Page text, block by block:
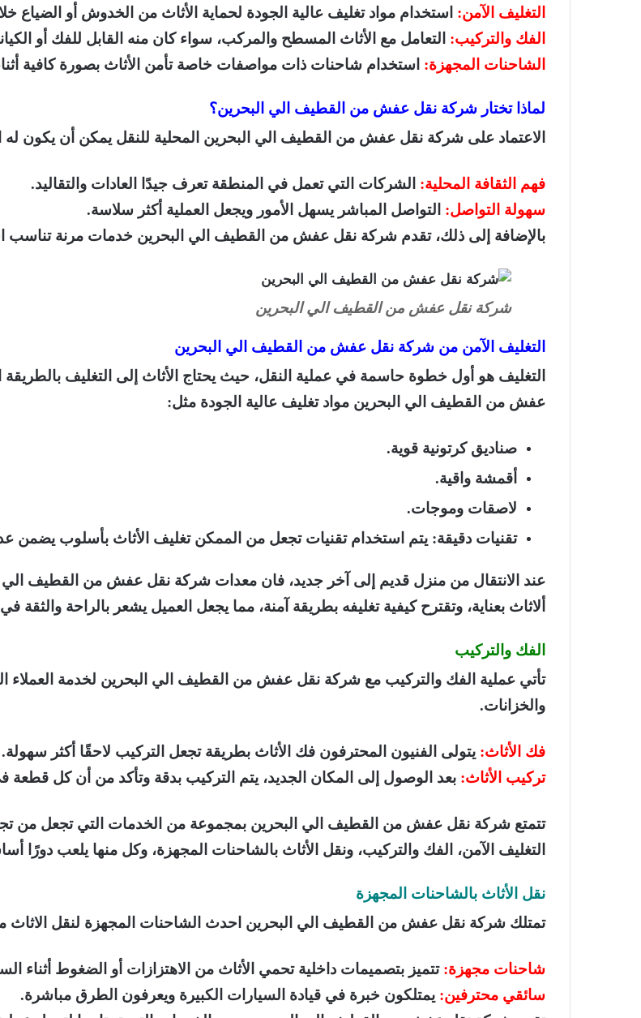
التغليف الآمن: استخدام مواد تغليف عالية الجودة لحماية الأثاث من الخدوش أو الضياع
الفك والتركيب: التعامل مع الأثاث المسطح والمركب، سواء كان منه القابل للفك أو
الشاحنات المجهزة: استخدام شاحنات ذات مواصفات خاصة تأمن الأثاث بصورة كافية
لماذا تختار شركة نقل عفش من القطيف الي البحرين؟
الاعتماد على شركة نقل عفش من القطيف الي البحرين المحلية للنقل يمكن أن يكون له
فهم الثقافة المحلية: الشركات التي تعمل في المنطقة تعرف جيدًا العادات والتقاليد.
سهولة التواصل: التواصل المباشر يسهل الأمور ويجعل العملية أكثر سلاسة.
بالإضافة إلى ذلك، تقدم شركة نقل عفش من القطيف الي البحرين خدمات مرنة تناسب
شركة نقل عفش من القطيف الي البحرين
التغليف الآمن من شركة نقل عفش من القطيف الي البحرين
التغليف هو أول خطوة حاسمة في عملية النقل، حيث يحتاج الأثاث إلى التغليف
عفش من القطيف الي البحرين مواد تغليف عالية الجودة مثل:
صناديق كرتونية قوية.
أقمشة واقية.
لاصقات وموجات.
تقنيات دقيقة: يتم استخدام تقنيات تجعل من الممكن تغليف الأثاث بأسلوب يضمن
عند الانتقال من منزل قديم إلى آخر جديد، فان معدات شركة نقل عفش من القطيف الي
ألاثاث بعناية، وتقترح كيفية تغليفه بطريقة آمنة، مما يجعل العميل يشعر بالراحة والثقة
الفك والتركيب
تأتي عملية الفك والتركيب مع شركة نقل عفش من القطيف الي البحرين لخدمة العملاء
والخزانات.
فك الأثاث: يتولى الفنيون المحترفون فك الأثاث بطريقة تجعل التركيب لاحقًا أكثر سهولة.
تركيب الأثاث: بعد الوصول إلى المكان الجديد، يتم التركيب بدقة وتأكد من أن كل قطعة
تتمتع شركة نقل عفش من القطيف الي البحرين بمجموعة من الخدمات التي تجعل من
التغليف الآمن، الفك والتركيب، ونقل الأثاث بالشاحنات المجهزة، وكل منها يلعب دورًا
نقل الأثاث بالشاحنات المجهزة
تمتلك شركة نقل عفش من القطيف الي البحرين احدث الشاحنات المجهزة لنقل الاثاث
شاحنات مجهزة:تتميز بتصميمات داخلية تحمي الأثاث من الاهتزازات أو الضغوط أثناء
سائقي محترفين: يمتلكون خبرة في قيادة السيارات الكبيرة ويعرفون الطرق مباشرة.